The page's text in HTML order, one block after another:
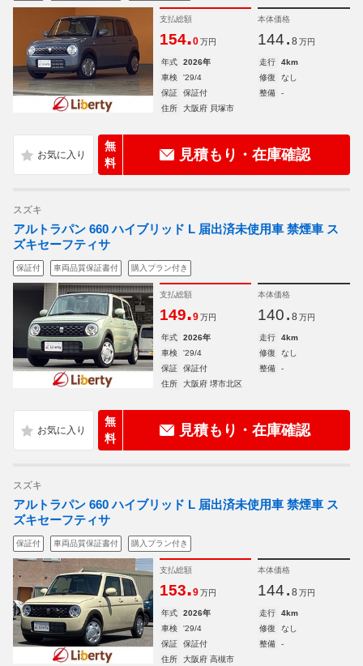
支払総額
154.0 万円
本体価格
144. 8 万円
年式 2026年 走行
4km
車検
'29/4 修復
なし
保証
保証付 整備
-
住所
大阪府 貝塚市
無
料
見積もり・在庫確認
スズキ
アルトラパン 660 ハイブリッド L 届出済未使用車 禁煙車 ス
ズキセーフティサ
保証付 車両品質保証書付 購入プラン付き
支払総額
149.9 万円
本体価格
140. 8 万円
年式 2026年 走行
4km
車検
'29/4 修復
なし
保証
保証付 整備
-
住所
大阪府 堺市北区
無
料
見積もり・在庫確認
スズキ
アルトラパン 660 ハイブリッド L 届出済未使用車 禁煙車 ス
ズキセーフティサ
保証付 車両品質保証書付 購入プラン付き
支払総額
153.9 万円
本体価格
144. 8 万円
年式 2026年 走行
4km
車検
'29/4 修復
なし
保証
保証付 整備
-
住所
大阪府 高槻市